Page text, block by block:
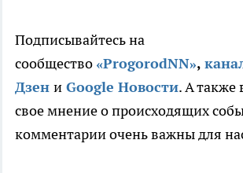
Подписывайтесь на
сообщество «ProgorodNN»,
Дзен и Google Новости. А также
свое мнение о происходящих
комментарии очень важны для